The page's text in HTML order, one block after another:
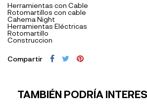
Herramientas con Cable
Rotomartillos con cable
Cahema Night
Herramientas Eléctricas
Rotomartillo
Construccion
Compartir
TAMBIÉN PODRÍA